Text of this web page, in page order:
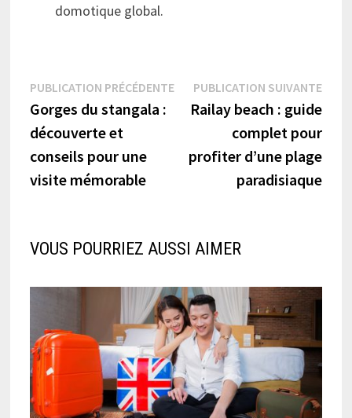
domotique global.
Navigation
de
l’article
PUBLICATION PRÉCÉDENTEPublication
précédente :
Gorges du stangala :
découverte et
conseils pour une
visite mémorable
PUBLICATION SUIVANTE
Railay beach : guide
complet pour
profiter d’une plage
paradisiaque
VOUS POURRIEZ AUSSI AIMER